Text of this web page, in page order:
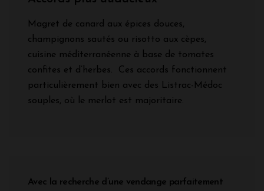
Magret de canard aux épices douces,
champignons sautés ou risotto aux cèpes,
cuisine méditerranéenne à base de tomates
confites et d’herbes. Ces accords fonctionnent
particulièrement bien avec des Listrac-Médoc
souples, où le merlot est majoritaire.
Avec la recherche d’une vendange parfaitement